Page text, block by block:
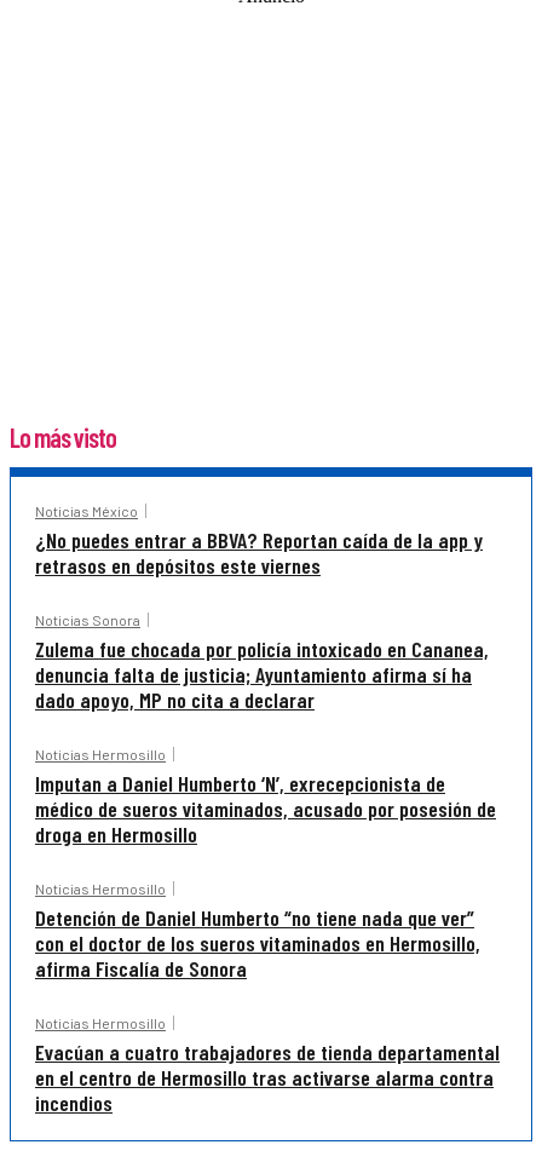
Lo más visto
Noticias México
¿No puedes entrar a BBVA? Reportan caída de la app y
retrasos en depósitos este viernes
Noticias Sonora
Zulema fue chocada por policía intoxicado en Cananea,
denuncia falta de justicia; Ayuntamiento afirma sí ha
dado apoyo, MP no cita a declarar
Noticias Hermosillo
Imputan a Daniel Humberto ‘N’, exrecepcionista de
médico de sueros vitaminados, acusado por posesión de
droga en Hermosillo
Noticias Hermosillo
Detención de Daniel Humberto “no tiene nada que ver”
con el doctor de los sueros vitaminados en Hermosillo,
afirma Fiscalía de Sonora
Noticias Hermosillo
Evacúan a cuatro trabajadores de tienda departamental
en el centro de Hermosillo tras activarse alarma contra
incendios